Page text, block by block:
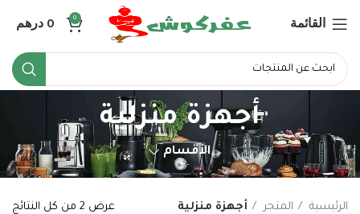
القائمة 0
0درهم
أجهزة منزلية
الأقسام
الرئيسية المتجر أجهزة منزلية عرض ⁦2⁩ من كل النتائج